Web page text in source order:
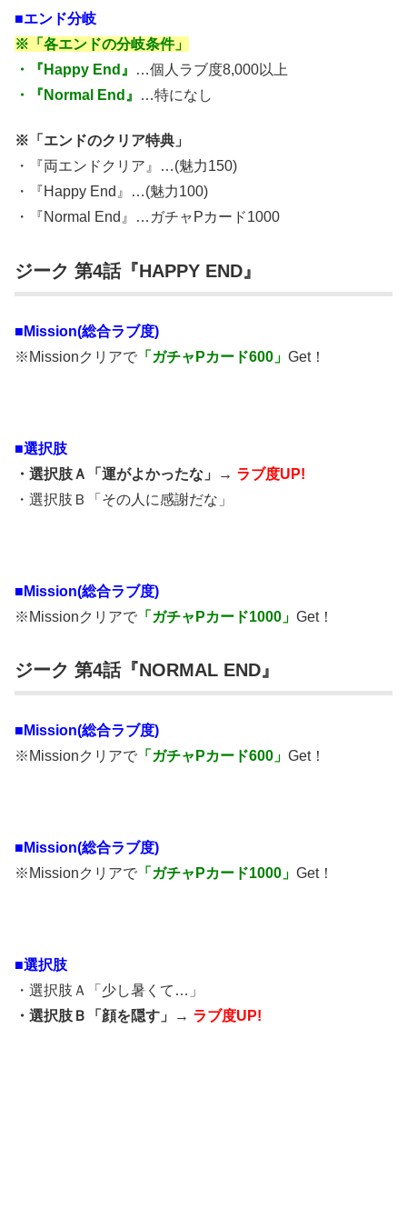
■エンド分岐
※「各エンドの分岐条件」
・『Happy End』
…個人ラブ度8,000以上
・『Normal End』
…特になし
※「エンドのクリア特典」
・『両エンドクリア』…(魅力150)
・『Happy End』…(魅力100)
・『Normal End』…ガチャPカード1000
ジーク 第4話『HAPPY END』
■Mission(総合ラブ度)
※Missionクリアで 「ガチャPカード600」 Get！
■選択肢
・選択肢Ａ「運がよかったな」→ ラブ度UP!
・選択肢Ｂ「その人に感謝だな」
■Mission(総合ラブ度)
※Missionクリアで 「ガチャPカード1000」 Get！
ジーク 第4話『NORMAL END』
■Mission(総合ラブ度)
※Missionクリアで 「ガチャPカード600」 Get！
■Mission(総合ラブ度)
※Missionクリアで 「ガチャPカード1000」 Get！
■選択肢
・選択肢Ａ「少し暑くて…」
・選択肢Ｂ「顔を隠す」→ ラブ度UP!